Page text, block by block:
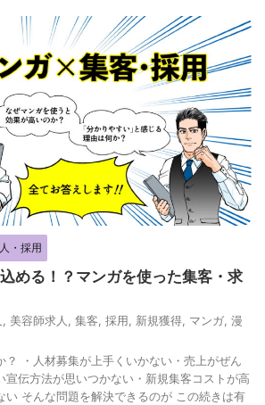
・採用
める！？マンガを使った集客・求
美容師求人 集客 採用 新規獲得 マンガ 漫
？ ・人材募集が上手くいかない・売上がぜん
宣伝方法が思いつかない・新規集客コストが高
い そんな問題を解決できるのが この続きは有